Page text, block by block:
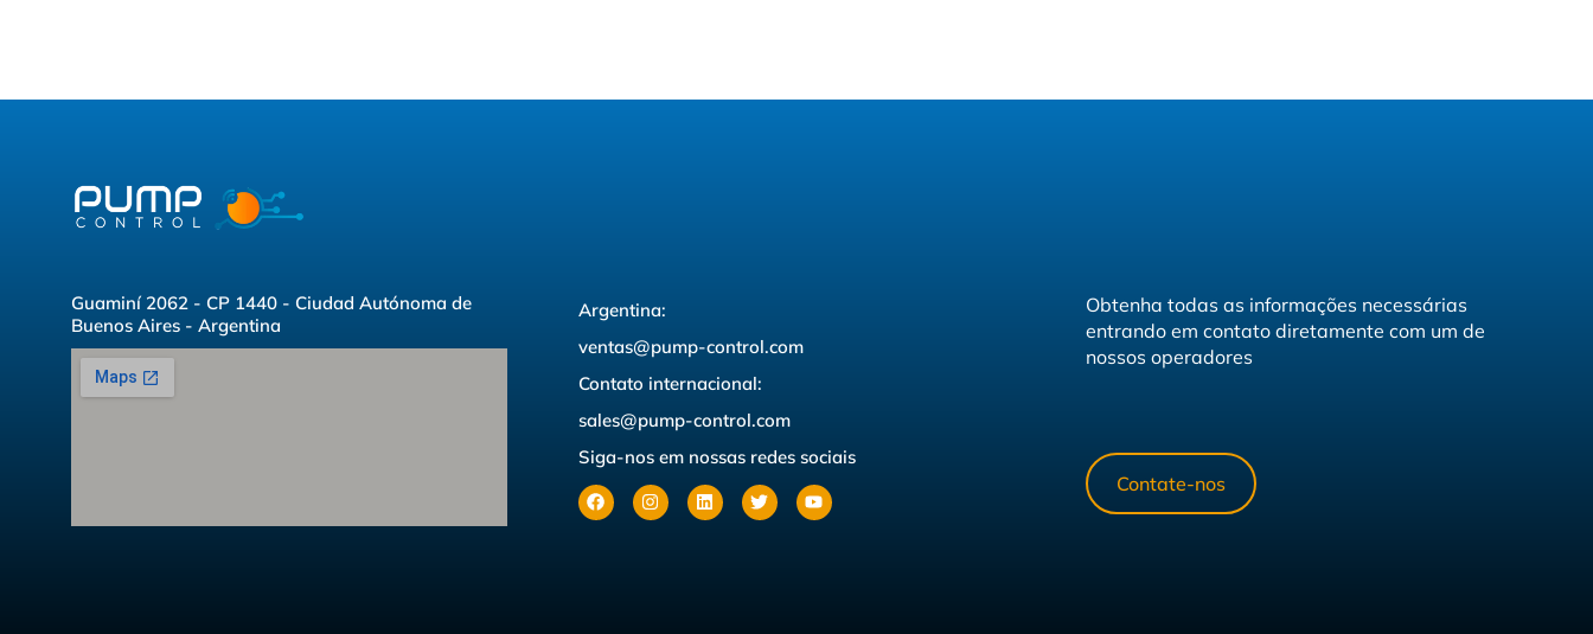
Guaminí 2062 - CP 1440 - Ciudad Autónoma de
Buenos Aires - Argentina
Argentina:
ventas@pump-control.com
Contato internacional:
sales@pump-control.com
Siga-nos em nossas redes sociais
Obtenha todas as informações necessárias
entrando em contato diretamente com um de
nossos operadores
Contate-nos